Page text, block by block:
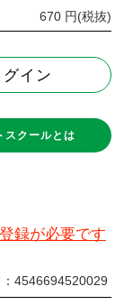
670 円(税抜)
グイン
スクールとは
録が必要です
4546694520029